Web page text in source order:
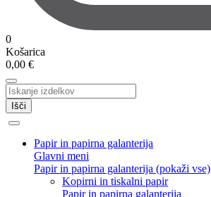
0
Košarica
0,00 €
Išči
Papir in papirna galanterija
Glavni meni
Papir in papirna galanterija (pokaži vse)
Kopirni in tiskalni papir
Papir in papirna galanterija